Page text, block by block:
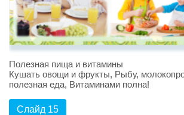
Полезная пища и витамины
Кушать овощи и фрукты, Рыбу,
полезная еда, Витаминами полна!
Слайд 15